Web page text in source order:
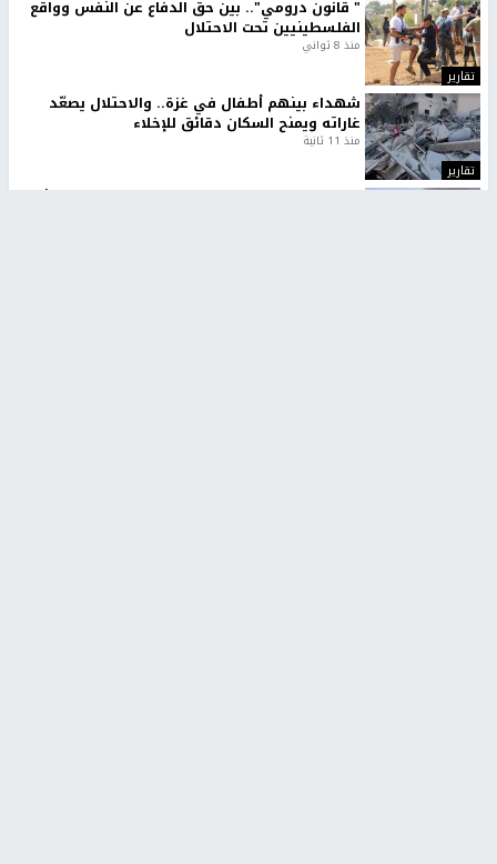
تقارير
" قانون درومي".. بين حق الدفاع عن النفس وواقع
الفلسطينيين تحت الاحتلال
منذ 8 ثواني
تقارير
شهداء بينهم أطفال في غزة.. والاحتلال يصعّد
غاراته ويمنح السكان دقائق للإخلاء
منذ 11 ثانية
الإعلام العبري: "معركة مضيق هرمز تستهدف تثبيت